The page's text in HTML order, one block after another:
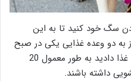
سگ خود کنید تا به این
به دو وعده غذایی یکی در صبح
و یکی در عصر دارند. پس از این که غذا دادید به طور معمول 20
داشته باشند.